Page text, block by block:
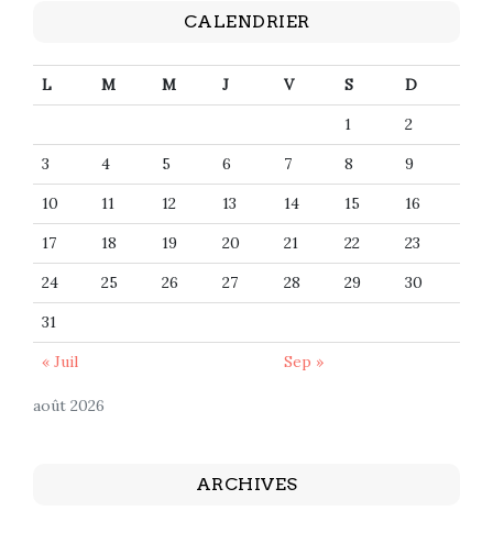
CALENDRIER
août 2026
L M M J V S
D
1
2
3
4 5 6 7 8
9
10
11 12 13 14 15
16
17
18 19 20 21 22
23
24
25 26 27 28 29
30
31
« Juil
Sep »
ARCHIVES